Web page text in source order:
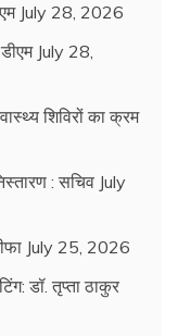
July 28, 2026
July 28,
शिविरों का क्रम
: सचिव July
July 25, 2026
डॉ. तृप्ता ठाकुर